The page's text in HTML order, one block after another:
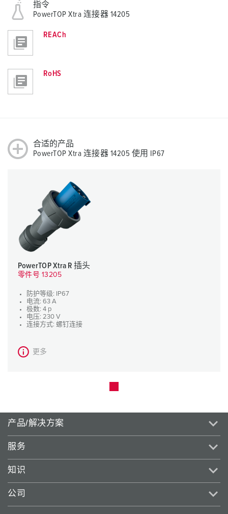
指令
PowerTOP Xtra 连接器 14205
REACh
RoHS
合适的产品
PowerTOP Xtra 连接器 14205 使用 IP67
PowerTOP Xtra R 插头
零件号 13205
防护等级: IP67
电流: 63 A
极数: 4 p
电压: 230 V
连接方式: 螺钉连接
更多
产品/解决方案
服务
知识
公司